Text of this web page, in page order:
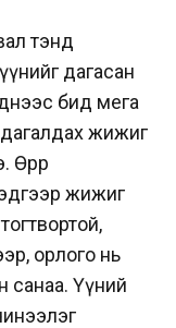
тэнд
дагасан
бид мега
жижиг
жижиг
орлого нь
санаа. Үүний